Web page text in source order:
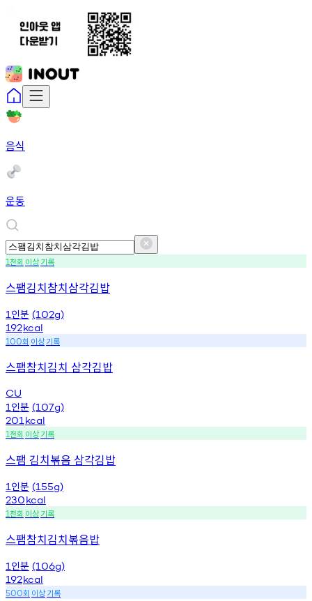
음식
운동
1천회 이상기록
스팸김치참치삼각김밥
1 인분 (102g)
192kcal
100회 이상기록
스팸참치김치 삼각김밥
CU
1 인분 (107g)
201 kcal
1천회 이상기록
스팸 김치볶음 삼각김밥
1 인분 (155g)
230kcal
1천회 이상기록
스팸참치김치볶음밥
1 인분 (106g)
192kcal
500회 이상기록